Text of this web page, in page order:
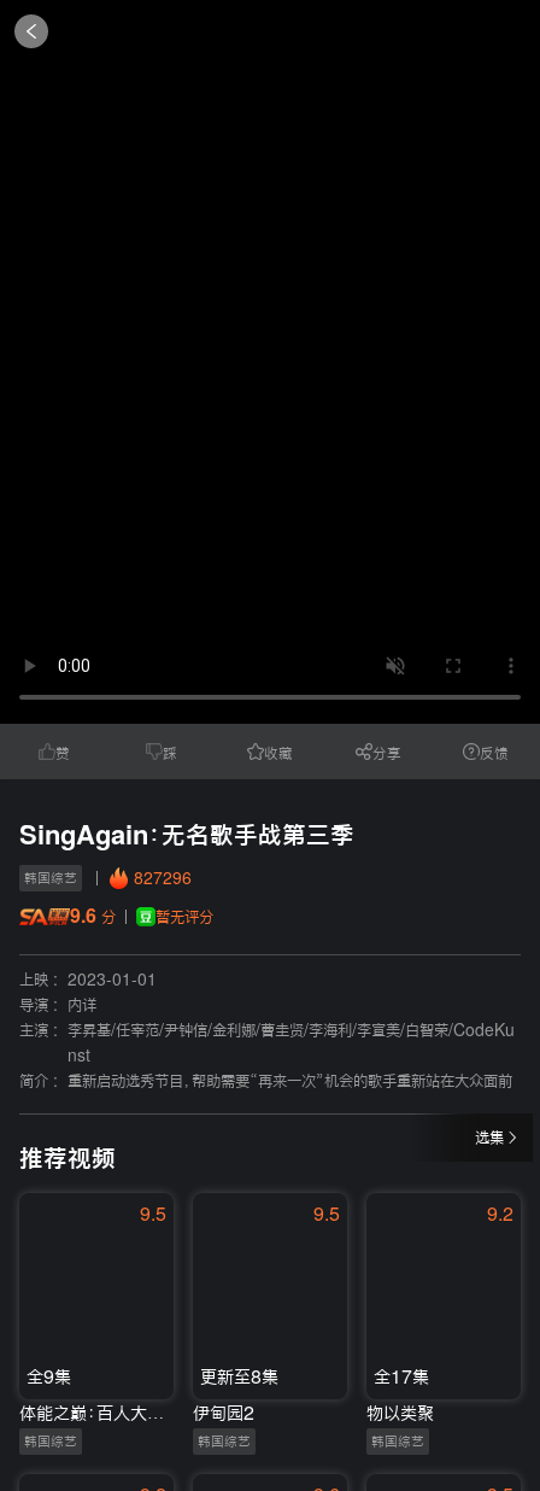
赞 踩 收藏 分享 反馈
SingAgain：无名歌手战第三季
韩国综艺 827296
9.6 分 暂无评分
上映 :
2023-01-01
导演 :
内详
主演 :
李昇基/任宰范/尹钟信/金利娜/曹圭贤/李海利 /李宣美/白智荣/CodeKu
nst
简介 :
重新启动选秀节目，帮助需要“再来一次”机会的歌手重新站在大众面前
选集
推荐视频
9.5
全9集
韩国综艺
9.5
更新至8集
伊甸园2
韩国综艺
9.2
全17集
物以类聚
韩国综艺